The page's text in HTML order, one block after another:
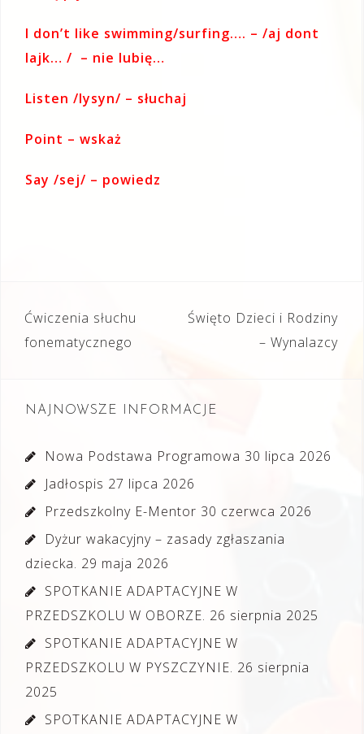
I don’t like swimming/surfing…. – /aj dont
lajk… / – nie lubię…
Listen /lysyn/ – słuchaj
Point – wskaż
Say /sej/ – powiedz
Nawigacja
wpisu
Ćwiczenia słuchu
fonematycznego
Święto Dzieci i Rodziny
– Wynalazcy
NAJNOWSZE INFORMACJE
Nowa Podstawa Programowa 30 lipca 2026
Jadłospis 27 lipca 2026
Przedszkolny E-Mentor 30 czerwca 2026
Dyżur wakacyjny – zasady zgłaszania
dziecka. 29 maja 2026
SPOTKANIE ADAPTACYJNE W
PRZEDSZKOLU W OBORZE. 26 sierpnia 2025
SPOTKANIE ADAPTACYJNE W
PRZEDSZKOLU W PYSZCZYNIE. 26 sierpnia
2025
SPOTKANIE ADAPTACYJNE W